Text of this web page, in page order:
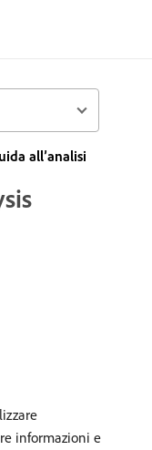
all’analisi
informazioni e